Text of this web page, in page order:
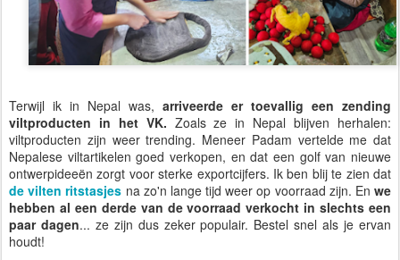
Terwijl ik in Nepal was, arriveerde er toevallig een zending
viltproducten in het VK. Zoals ze in Nepal blijven herhalen:
viltproducten zijn weer trending. Meneer Padam vertelde me dat
Nepalese viltartikelen goed verkopen, en dat een golf van nieuwe
ontwerpideeën zorgt voor sterke exportcijfers. Ik ben blij te zien dat
de vilten ritstasjes na zo'n lange tijd weer op voorraad zijn. Enwe
hebben al een derde van de voorraad verkocht in slechts een
paar dagen... ze zijn dus zeker populair. Bestel snel als je ervan
houdt!